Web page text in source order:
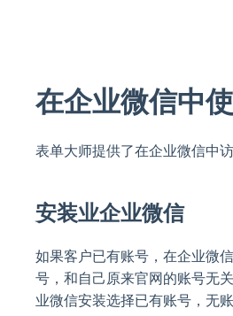
在企业微信中
表单大师提供了在企业微信中
安装业企业微信
如果客户已有账号，在企业微
号，和自己原来官网的账号无
业微信安装选择已有账号，无